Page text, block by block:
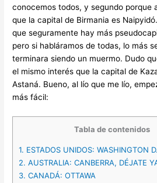
conocemos todos, y segundo porque
que la capital de Birmania es
que seguramente hay más
pero si habláramos de todas, lo más
terminara siendo un muermo. Dudo
el mismo interés que la capital de
Astaná. Bueno, al lío que me lío,
más fácil:
Tabla de contenidos
1. ESTADOS UNIDOS: WASHINGTON
2. AUSTRALIA: CANBERRA, DÉJATE
3. CANADÁ: OTTAWA